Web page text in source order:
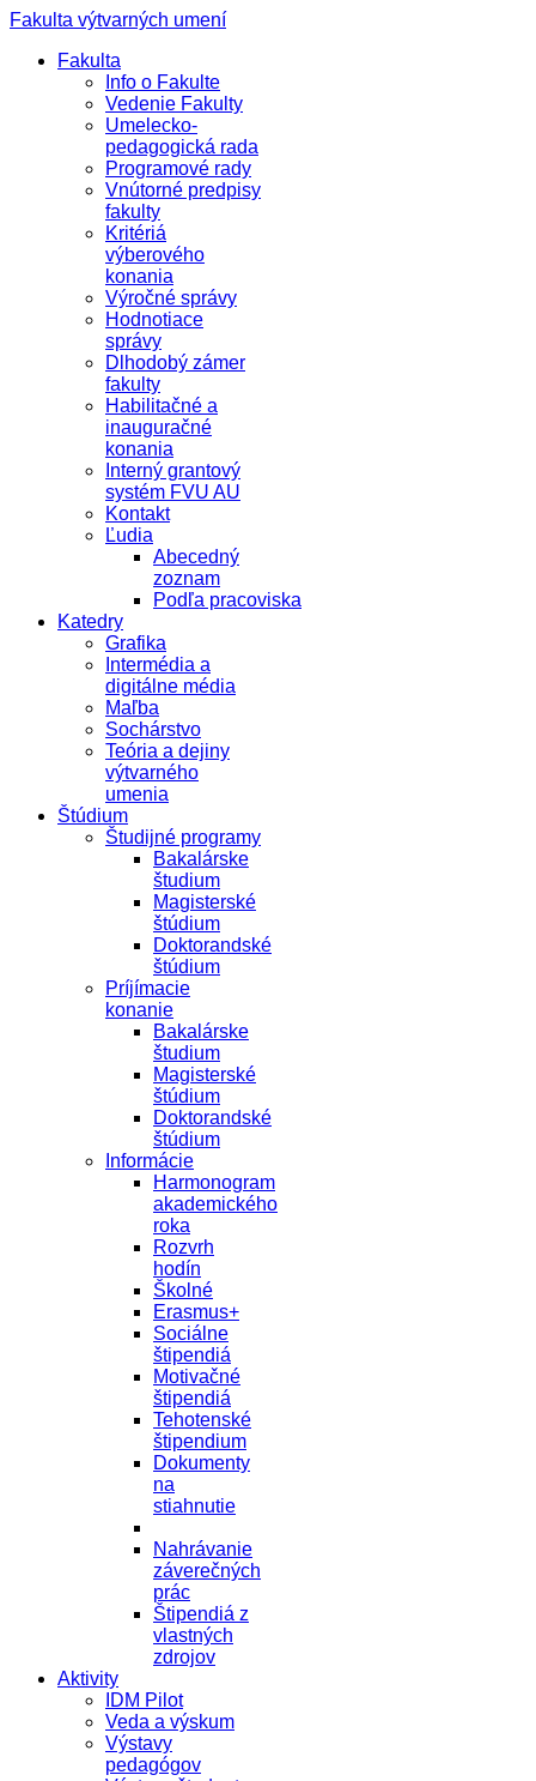
Fakulta výtvarných umení
Fakulta
Info o Fakulte
Vedenie Fakulty
Umelecko-
pedagogická rada
Programové rady
Vnútorné predpisy
fakulty
Kritériá
výberového
konania
Výročné správy
Hodnotiace
správy
Dlhodobý zámer
fakulty
Habilitačné a
inauguračné
konania
Interný grantový
systém FVU AU
Kontakt
Ľudia
Abecedný
zoznam
Podľa pracoviska
Katedry
Grafika
Intermédia a
digitálne média
Maľba
Sochárstvo
Teória a dejiny
výtvarného
umenia
Štúdium
Študijné programy
Bakalárske
študium
Magisterské
štúdium
Doktorandské
štúdium
Príjímacie
konanie
Bakalárske
študium
Magisterské
štúdium
Doktorandské
štúdium
Informácie
Harmonogram
akademického
roka
Rozvrh
hodín
Školné
Erasmus+
Sociálne
štipendiá
Motivačné
štipendiá
Tehotenské
štipendium
Dokumenty
na
stiahnutie
Nahrávanie
záverečných
prác
Štipendiá z
vlastných
zdrojov
Aktivity
IDM Pilot
Veda a výskum
Výstavy
pedagógov